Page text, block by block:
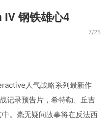
钢铁雄心4
7/25
人气战略系列最新作
记录预告片，希特勒、丘吉
。毫无疑问故事将在反法西